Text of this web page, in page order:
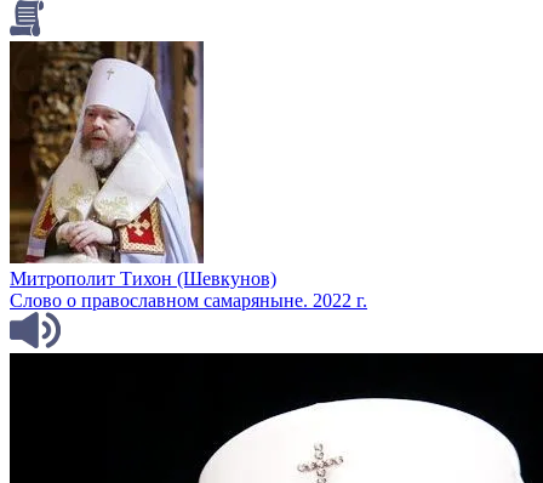
Митрополит Тихон (Шевкунов)
Слово о православном самаряныне. 2022 г.